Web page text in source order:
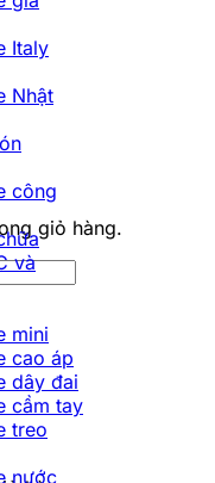
giỏ hàng.
Italy
Nhật
công
và
mini
cao áp
dây đai
cầm tay
treo
nước